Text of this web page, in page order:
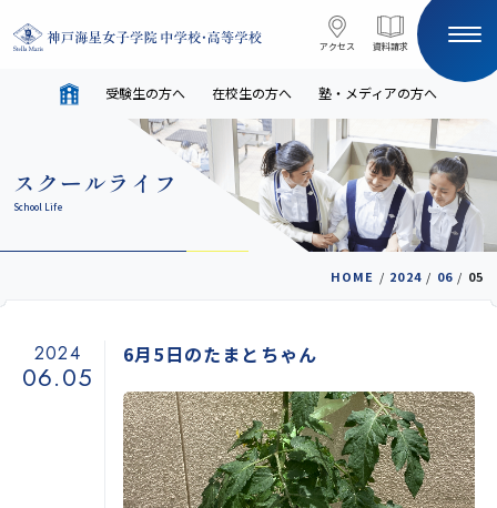
アクセス 資料請求
アクセス 資料請求
HOME
在校生の方へ
受験生の方へ 在校生の方へ 塾・メディアの方へ
スクールライフ
School Life
HOME / 2024 / 06 / 05
2024
06.05
6月5日のたまとちゃん